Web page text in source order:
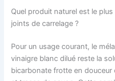
Quel produit naturel est le
joints de carrelage ?
Pour un usage courant, le
vinaigre blanc dilué reste la
bicarbonate frotte en douceur